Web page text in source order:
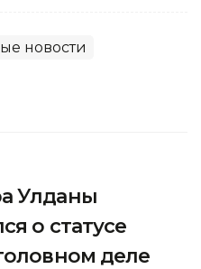
новости
Улданы
о статусе
деле